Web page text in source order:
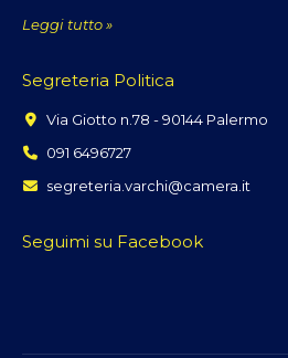
Leggi tutto »
Segreteria Politica
Via Giotto n.78 - 90144 Palermo
091 6496727
segreteria.varchi@camera.it
Seguimi su Facebook